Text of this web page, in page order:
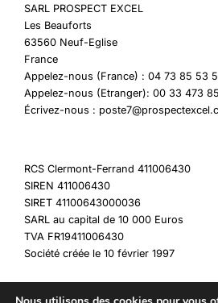
SARL PROSPECT EXCEL
Les Beauforts
63560 Neuf-Eglise
France
Appelez-nous (France) : 04 73 85 53
Appelez-nous (Etranger): 00 33 473
Écrivez-nous :
RCS Clermont-Ferrand 411006430
SIREN 411006430
SIRET 41100643000036
SARL au capital de 10 000 Euros
TVA FR19411006430
Société créée le 10 février 1997